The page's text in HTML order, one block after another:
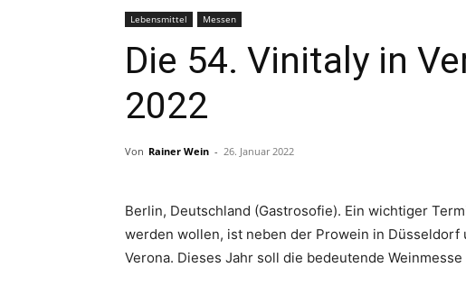
Lebensmittel Messen
Die 54. Vinitaly in
2022
Von Rainer Wein - 26. Januar 2022
Berlin, Deutschland (Gastrosofie). Ein wichtiger
werden wollen, ist neben der Prowein in Düsseldorf
Verona. Dieses Jahr soll die bedeutende